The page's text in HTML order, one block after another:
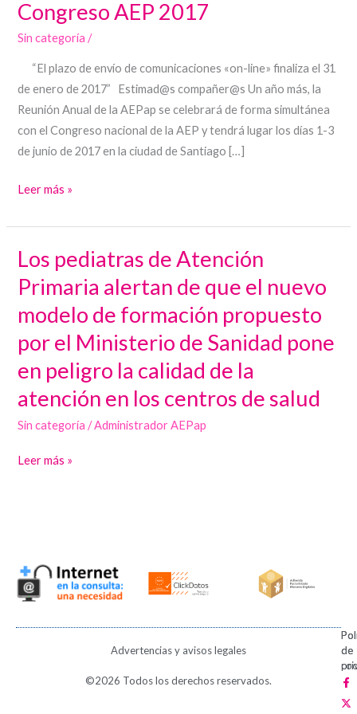
Congreso AEP 2017
Sin categoría /
“El plazo de envío de comunicaciones «on-line» finaliza el 31
de enero de 2017” Estimad@s compañer@s Un año más, la
Reunión Anual de la AEPap se celebrará de forma simultánea
con el Congreso nacional de la AEP y tendrá lugar los días 1-3
de junio de 2017 en la ciudad de Santiago […]
Anual
AEPap
65
Congreso
2017
Leer más »
Los pediatras de Atención
Primaria alertan de que el nuevo
modelo de formación propuesto
por el Ministerio de Sanidad pone
en peligro la calidad de la
atención en los centros de salud
Sin categoría /Administrador AEPap
Los
pediatras
de
Atención
Primaria
alertan
de
que
el
modelo
el
Ministerio
de
Sanidad
Leer más »
Advertencias y avisos legales
de
de
©2026 Todos los derechos reservados.
F
a
c
e
X
-
t
w
I
n
s
t
V
i
m
e
P
i
n
t